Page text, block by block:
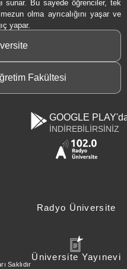
sunar. Bu sayede öğrenciler, tek
olma ayrıcalığını yaşar ve
yapar.
Fakültesi
GOOGLE
İNDİREBİLİRSİNİZ
Radyo Üniversite
Üniversite Yayınevi
Saklıdır